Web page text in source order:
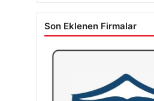
Son Eklenen Firmalar